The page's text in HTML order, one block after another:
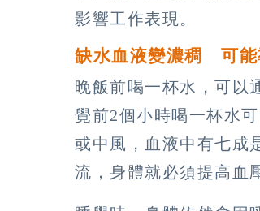
影響工作表現。
缺水血液變濃稠 可能
晚飯前喝一杯水，可以
覺前2個小時喝一杯水
或中風，血液中有七成
流，身體就必須提高血